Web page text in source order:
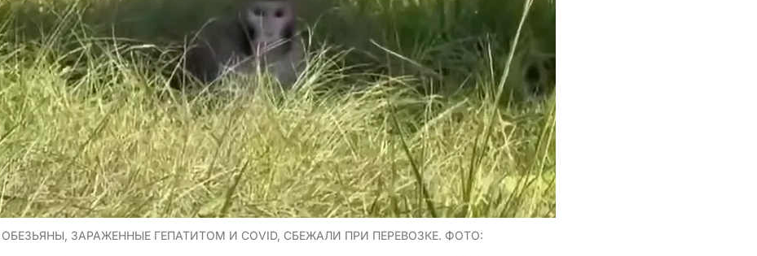
ЗАРАЖЕННЫЕ ГЕПАТИТОМ И COVID, СБЕЖАЛИ ПРИ ПЕРЕВОЗКЕ. ФОТО: